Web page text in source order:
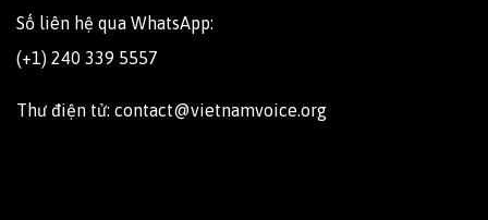
Số liên hệ qua WhatsApp:
(+1) 240 339 5557
Thư điện tử: contact@vietnamvoice.org